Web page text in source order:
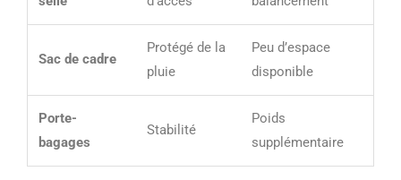
Sac de cadre
Protégé de la
pluie
Peu d’espace
disponible
Porte-
bagages
Stabilité
Poids
supplémentaire